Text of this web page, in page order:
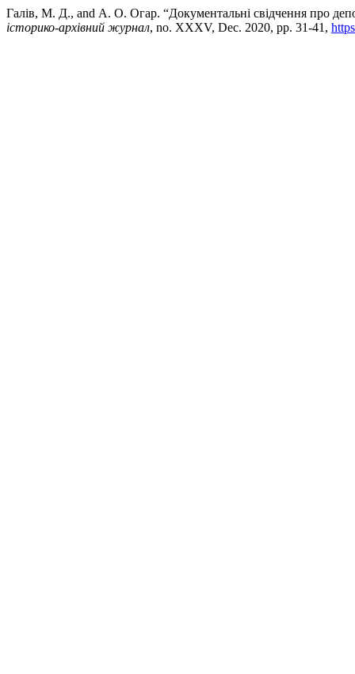
Галів, М. Д., and А. О. Огар. “Документальні свідчення про
історико-архівний журнал, no. XXXV, Dec. 2020, pp. 31-41,